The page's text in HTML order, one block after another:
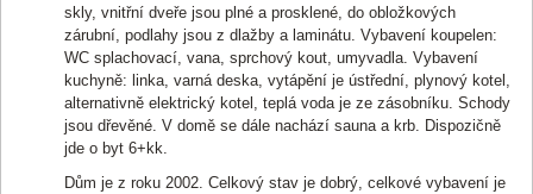
skly, vnitřní dveře jsou plné a prosklené, do obložkových
zárubní, podlahy jsou z dlažby a laminátu. Vybavení koupelen:
WC splachovací, vana, sprchový kout, umyvadla. Vybavení
kuchyně: linka, varná deska, vytápění je ústřední, plynový kotel,
alternativně elektrický kotel, teplá voda je ze zásobníku. Schody
jsou dřevěné. V domě se dále nachází sauna a krb. Dispozičně
jde o byt 6+kk.
Dům je z roku 2002. Celkový stav je dobrý, celkové vybavení je